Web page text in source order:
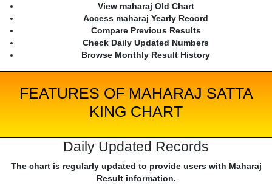
View maharaj Old Chart
Access maharaj Yearly Record
Compare Previous Results
Check Daily Updated Numbers
Browse Monthly Result History
FEATURES OF MAHARAJ SATTA
KING CHART
Daily Updated Records
The chart is regularly updated to provide users with Maharaj
Result information.